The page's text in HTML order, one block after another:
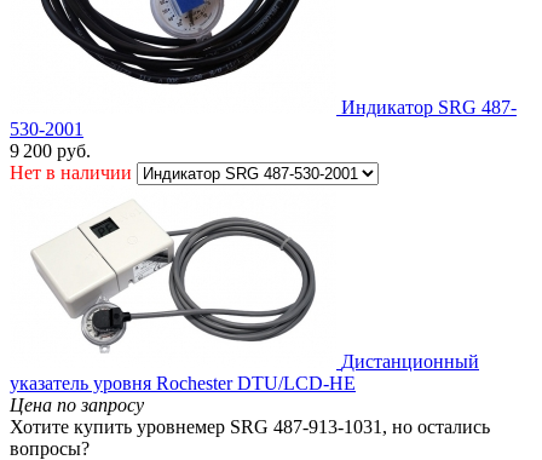
Индикатор SRG 487-
530-2001
9 200 руб.
Нет в наличии
Дистанционный
указатель уровня Rochester DTU/LCD-HE
Цена по запросу
Хотите купить уровнемер SRG 487-913-1031, но остались
вопросы?